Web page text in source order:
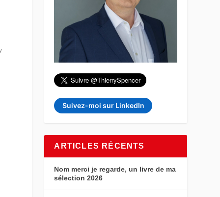
Suivez-moi sur LinkedIn
ARTICLES RÉCENTS
Nom merci je regarde, un livre de ma
sélection 2026